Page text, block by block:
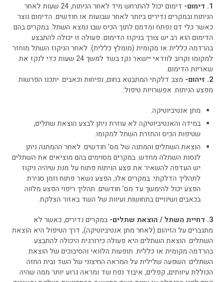
1. דימום-
דימום יכול להתרחש מיד לאחר הניתוח, 24 שעות לאחר
הניתוח ובמקרים נדירים ביותר לאחר שבועות או חודשים. הדימום נוצר
כאשר כלי דם נפתח ומדמם לתוך הכיס שבו נמצא השתל. במקרים בהם
הדימום הוא רב יש צורך בניקוז הדימום. פעולה זו יכולה להתבצע
בהרדמה כללית או מקומית (מומלץ כללית). לאחר הניקוז השתל מוחזר
למקומו וקרוב לוודאי יישאר נקז בשד למשך 24 שעות כדי לנקז את
שאריות הדימום.
2. זיהום-
מצב דלקתי המתבטא בחום, נפיחות וכאבים. יתכנו הפרשות
מפצע הניתוח. אפשרויות טיפול:
מתן אנטיביוטיקה.
במידה והאנטיביוטיקה לא עוזרת ניתן לבצע הוצאת שתלים,
שטיפות הכיס והחזרת השתל למקומו.
הוצאת השתלים והמתנה של מס’ חודשים. לאחר ההמתנה ניתן
לנסות השתלה מחדש. במקרים מסוימים בהם מוציאים את השתלים
יש העדפה להשאיר את פצע הניתוח פתוח על מנת שיהיה ניקוז
לתהליך הדלקתי. במקרים אלו, הפצע נשאר פתוח וזמן סגירת
הפצע יכול להימשך עד מס’ חודשים. תהליך ריפוי הפצע מלווה
בכאבים ושינויים בתחושות ועיוות של השד באזור הצלקת.
3. דחיית השתל / הוצאת שתלים-
במקרים נדירים, כאשר לא
מתגברים על הזיהום (לאחר מתן אנטיביוטיקה), דרך הטיפול היא הוצאת
השתלים. הוצאת השתלים היא פעולה כירורגית היכולה להתבצע
בהרדמה מקומית או כללית. תופעות הלוואי והסיבוכים של הוצאת
השתלים: השפעה שלילית על המראה החיצוני של השד ובית החזה
הכוללת עיוותים, קפלים, איבוד נפח שד ומראה גרוע יותר ממה שהיה